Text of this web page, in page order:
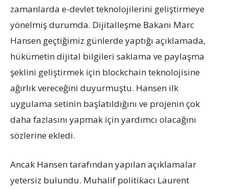
zamanlarda e-devlet teknolojilerini geliştirmeye
yönelmiş durumda. Dijitalleşme Bakanı Marc
Hansen geçtiğimiz günlerde yaptığı açıklamada,
hükümetin dijital bilgileri saklama ve paylaşma
şeklini geliştirmek için blockchain teknolojisine
ağırlık vereceğini duyurmuştu. Hansen ilk
uygulama setinin başlatıldığını ve projenin çok
daha fazlasını yapmak için yardımcı olacağını
sözlerine ekledi.
Ancak Hansen tarafından yapılan açıklamalar
yetersiz bulundu. Muhalif politikacı Laurent